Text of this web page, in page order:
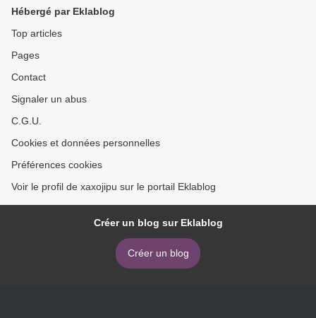
Hébergé par Eklablog
Top articles
Pages
Contact
Signaler un abus
C.G.U.
Cookies et données personnelles
Préférences cookies
Voir le profil de xaxojipu sur le portail Eklablog
Créer un blog sur Eklablog
Créer un blog